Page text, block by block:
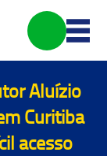
Aluízio
Curitiba
acesso